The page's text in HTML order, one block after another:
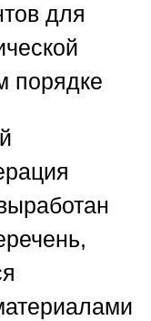
для
порядке